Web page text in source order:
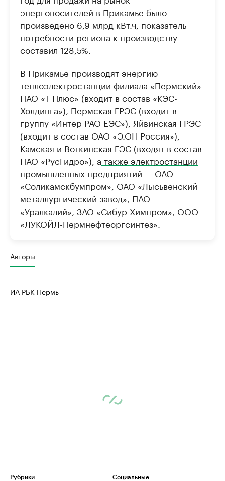
энергоносителей в Прикамье было
произведено 6,9 млрд кВт.ч, показатель
потребности региона к производству
составил 128,5%.
В Прикамье производят энергию
теплоэлектростанции филиала «Пермский»
ПАО «Т Плюс» (входит в состав «КЭС-
Холдинга»), Пермская ГРЭС (входит в
группу «Интер РАО ЕЭС»), Яйвинская ГРЭС
(входит в состав ОАО «Э.ОН Россия»),
Камская и Воткинская ГЭС (входят в состав
ПАО «РусГидро»), а также электростанции
промышленных предприятий — ОАО
«Соликамскбумпром», ОАО «Лысьвенский
металлургический завод», ПАО
«Уралкалий», ЗАО «Сибур-Химпром», ООО
«ЛУКОЙЛ-Пермнефтеоргсинтез».
Авторы
ИА РБК-Пермь
Рубрики
Социальные